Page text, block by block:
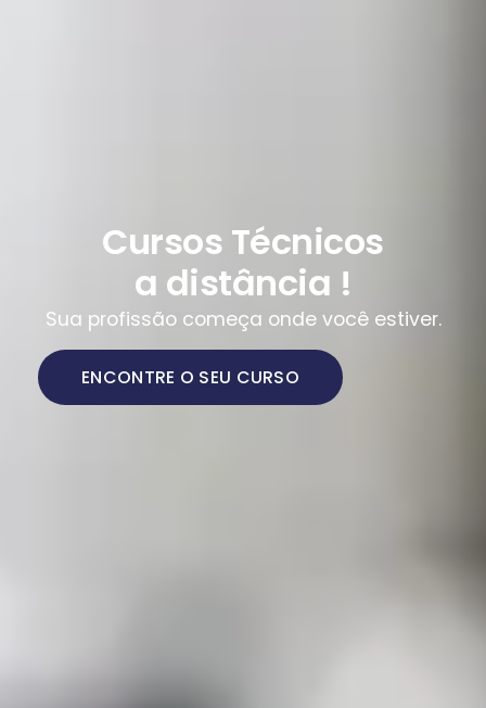
Cursos Técnicos
a distância !
Sua profissão começa onde você estiver.
ENCONTRE O SEU CURSO